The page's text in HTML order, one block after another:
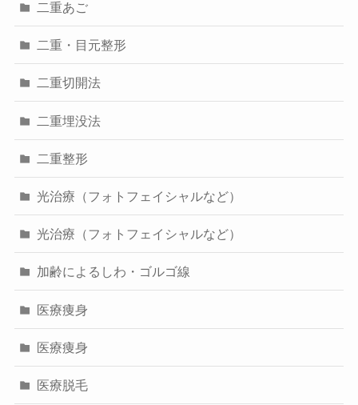
二重あご
二重・目元整形
二重切開法
二重埋没法
二重整形
光治療（フォトフェイシャルなど）
光治療（フォトフェイシャルなど）
加齢によるしわ・ゴルゴ線
医療痩身
医療痩身
医療脱毛